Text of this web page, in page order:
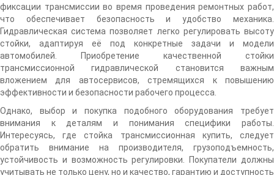
фиксации трансмиссии во время проведения ремонтных работ,
что обеспечивает безопасность и удобство механика.
Гидравлическая система позволяет легко регулировать высоту
стойки, адаптируя её под конкретные задачи и модели
автомобилей. Приобретение качественной стойки
трансмиссионной гидравлической становится важным
вложением для автосервисов, стремящихся к повышению
эффективности и безопасности рабочего процесса.
Однако, выбор и покупка подобного оборудования требует
внимания к деталям и понимания специфики работы.
Интересуясь, где стойка трансмиссионная купить, следует
обратить внимание на производителя, грузоподъемность,
устойчивость и возможность регулировки. Покупатели должны
учитывать не только цену, но и качество, гарантию и доступность